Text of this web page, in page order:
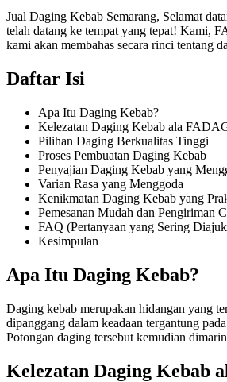
Jual Daging Kebab Semarang, Selamat
telah datang ke tempat yang tepat! Kami,
kami akan membahas secara rinci tentang
Daftar Isi
Apa Itu Daging Kebab?
Kelezatan Daging Kebab ala
Pilihan Daging Berkualitas Tinggi
Proses Pembuatan Daging Kebab
Penyajian Daging Kebab yang
Varian Rasa yang Menggoda
Kenikmatan Daging Kebab yang
Pemesanan Mudah dan Pengiriman
FAQ (Pertanyaan yang Sering
Kesimpulan
Apa Itu Daging Kebab?
Daging kebab merupakan hidangan yang
dipanggang dalam keadaan tergantung
Potongan daging tersebut kemudian
Kelezatan Daging Kebab